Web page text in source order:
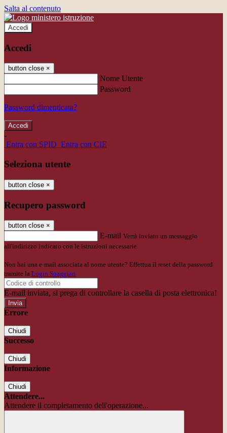
Salta al contenuto
Accedi
Accedi
button close ×
Nome Utente
Password
Password dimenticata?
-
Entra con SPID Entra con CIE
Seleziona utente
button close ×
Recupero password
button close ×
E-mail Verrà inviato un messaggio
all'indirizzo indicato con le istruzioni necessarie.
Non hai una e-mail associata al nome utente? Effettua il reset della password
tramite la Login Spaggiari
E-mail inviata, si prega di controllare la casella di posta elettronica!
Errore
Chiudi
Successo
Chiudi
Informazione
Chiudi
Attendere...
Attendere il completamento dell'operazione...